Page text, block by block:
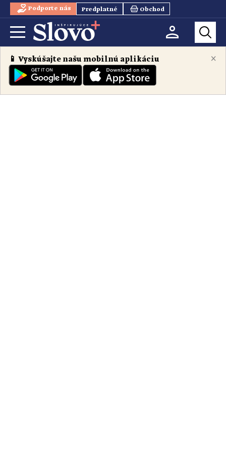
Podporte nás Predplatné Obchod
×
📱 Vyskúšajte našu mobilnú aplikáciu